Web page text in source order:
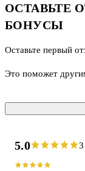
ОСТАВЬТЕ
БОНУСЫ
Оставьте первый
Это поможет
5.0